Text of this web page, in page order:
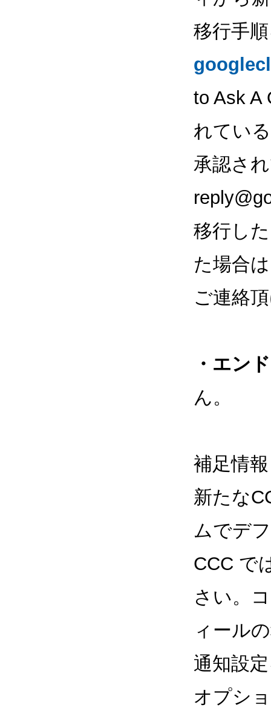
移行手
to Ask A
れてい
承認さ
移行し
た場合
ご連絡
・エン
ん。
補足情報
新たな
ムでデ
CCC で
さい。
ィール
通知設
オプシ